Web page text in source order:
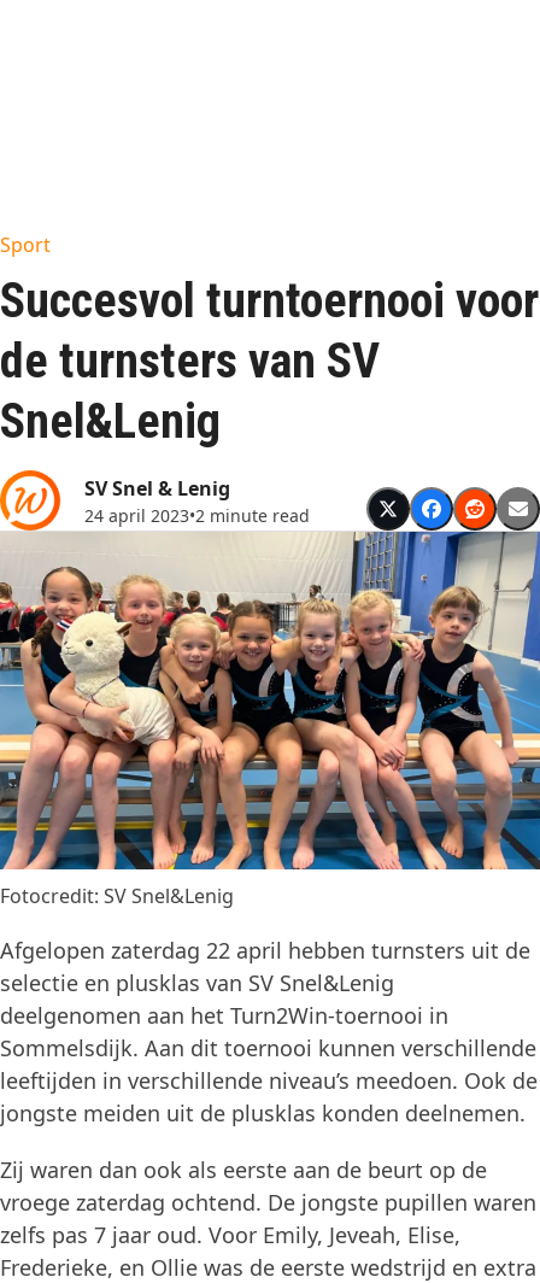
Sport
Succesvol turntoernooi voor
de turnsters van SV
Snel&Lenig
SV Snel & Lenig
24 april 2023•2 minute read
Fotocredit: SV Snel&Lenig
Afgelopen zaterdag 22 april hebben turnsters uit de
selectie en plusklas van SV Snel&Lenig
deelgenomen aan het Turn2Win-toernooi in
Sommelsdijk. Aan dit toernooi kunnen verschillende
leeftijden in verschillende niveau’s meedoen. Ook de
jongste meiden uit de plusklas konden deelnemen.
Zij waren dan ook als eerste aan de beurt op de
vroege zaterdag ochtend. De jongste pupillen waren
zelfs pas 7 jaar oud. Voor Emily, Jeveah, Elise,
Frederieke, en Ollie was de eerste wedstrijd en extra